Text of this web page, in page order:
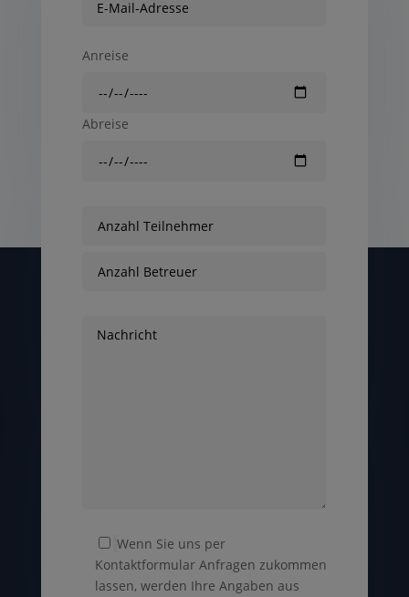
Anreise
Abreise
Wenn Sie uns per
Kontaktformular Anfragen zukommen
lassen, werden Ihre Angaben aus